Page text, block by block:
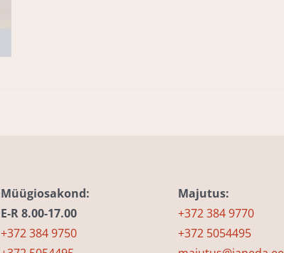
Müügiosakond:
E-R 8.00-17.00
+372 384 9750
Majutus:
+372 384 9770
+372 5054495